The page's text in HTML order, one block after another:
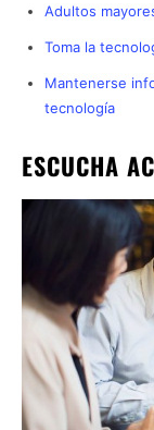
Adultos
Toma la
Mantenerse
tecnología
ESCUCHA